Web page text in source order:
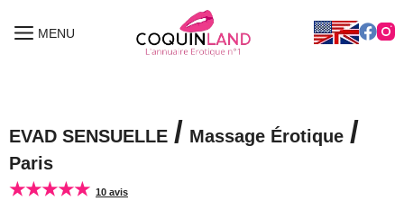
MENU
MENU
EVAD SENSUELLE / Massage Érotique /
Paris
★★★★★ 10 avis